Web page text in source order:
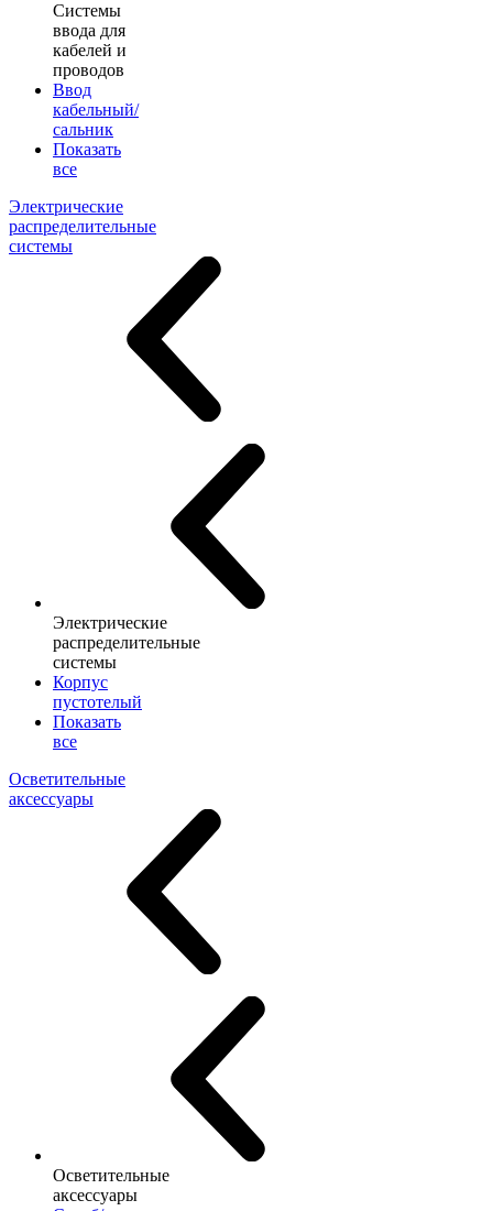
Системы
ввода для
кабелей и
проводов
Ввод
кабельный/
сальник
Показать
все
Электрические
распределительные
системы
Электрические
распределительные
системы
Корпус
пустотелый
Показать
все
Осветительные
аксессуары
Осветительные
аксессуары